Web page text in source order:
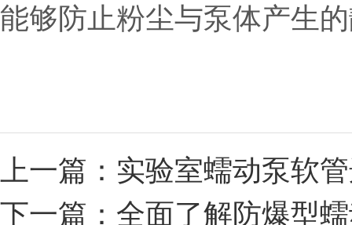
能够防止粉尘与泵体产生
上一篇： 实验室蠕动泵软
下一篇： 全面了解防爆型